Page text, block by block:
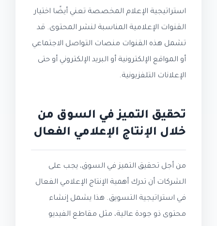
استراتيجية الإعلام المخصصة تعني أيضًا اختيار
القنوات الإعلامية المناسبة لنشر المحتوى. قد
تشمل هذه القنوات منصات التواصل الاجتماعي
أو المواقع الإلكترونية أو البريد الإلكتروني أو حتى
الإعلانات التلفزيونية.
تحقيق التميز في السوق من
خلال الإنتاج الإعلامي الفعال
من أجل تحقيق التميز في السوق، يجب على
الشركات أن تدرك أهمية الإنتاج الإعلامي الفعال
في استراتيجية التسويق. هذا يشمل إنشاء
محتوى ذو جودة عالية، مثل مقاطع الفيديو